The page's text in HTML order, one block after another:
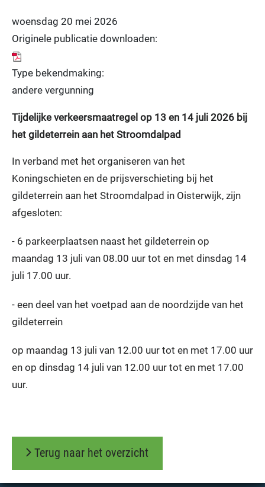
woensdag 20 mei 2026
Originele publicatie downloaden:
Type bekendmaking:
andere vergunning
Tijdelijke verkeersmaatregel op 13 en 14 juli 2026 bij
het gildeterrein aan het Stroomdalpad
In verband met het organiseren van het
Koningschieten en de prijsverschieting bij het
gildeterrein aan het Stroomdalpad in Oisterwijk, zijn
afgesloten:
- 6 parkeerplaatsen naast het gildeterrein op
maandag 13 juli van 08.00 uur tot en met dinsdag 14
juli 17.00 uur.
- een deel van het voetpad aan de noordzijde van het
gildeterrein
op maandag 13 juli van 12.00 uur tot en met 17.00 uur
en op dinsdag 14 juli van 12.00 uur tot en met 17.00
uur.
Terug naar het overzicht